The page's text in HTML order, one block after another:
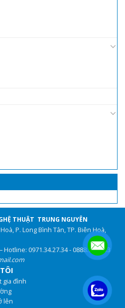
THUẬT TRUNG NGUYÊN
P. Long Bình Tân, TP. Biên Hoà,
Hotline: 0971.34.27.34 - 0888.944.333
gia đình
lên
.